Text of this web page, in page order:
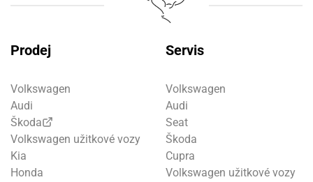
Prodej
Volkswagen
Audi
Škoda
Volkswagen užitkové vozy
Kia
Honda
Servis
Volkswagen
Audi
Seat
Škoda
Cupra
Volkswagen užitkové vozy